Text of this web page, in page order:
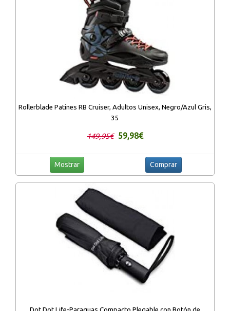
Rollerblade Patines RB Cruiser, Adultos Unisex, Negro/Azul Gris,
35
149,95€ 59,98€
Mostrar Comprar